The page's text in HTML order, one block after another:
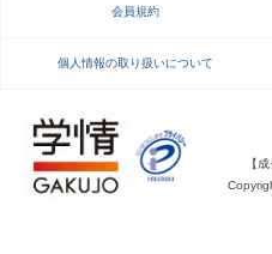
会員規約
個人情報の取り扱いについて
【